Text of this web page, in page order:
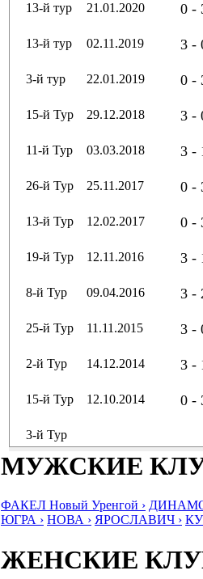
13-й тур
21.01.2020 0 -
13-й тур
02.11.2019 3 -
3-й тур
22.01.2019 0 -
15-й Тур
29.12.2018 3 -
11-й Тур
03.03.2018 3 -
26-й Тур
25.11.2017 0 -
13-й Тур
12.02.2017 0 -
19-й Тур
12.11.2016 3 -
8-й Тур
09.04.2016 3 -
25-й Тур
11.11.2015 3 -
2-й Тур
14.12.2014 3 -
15-й Тур
12.10.2014 0 -
3-й Тур
МУЖСКИЕ
ФАКЕЛ Новый Уренгой › ДИНАМО
ЮГРА › НОВА › ЯРОСЛАВИЧ ›
ЖЕНСКИЕ